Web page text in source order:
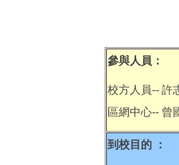
參與人員：
校方人員-- 許
區網中心-- 曾
到校目的 ：